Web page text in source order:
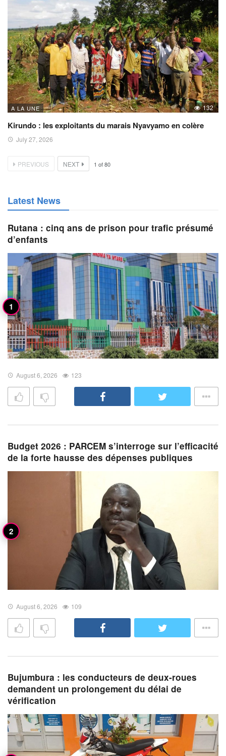
A LA UNE 132
Kirundo : les exploitants du marais Nyavyamo en colère
July 27, 2026
PREVIOUS NEXT 1 of80
Latest News
Rutana : cinq ans de prison pour trafic présumé
d’enfants
August 6, 2026 123
Budget 2026 : PARCEM s’interroge sur l’efficacité
de la forte hausse des dépenses publiques
August 6, 2026 109
Bujumbura : les conducteurs de deux-roues
demandent un prolongement du délai de
vérification